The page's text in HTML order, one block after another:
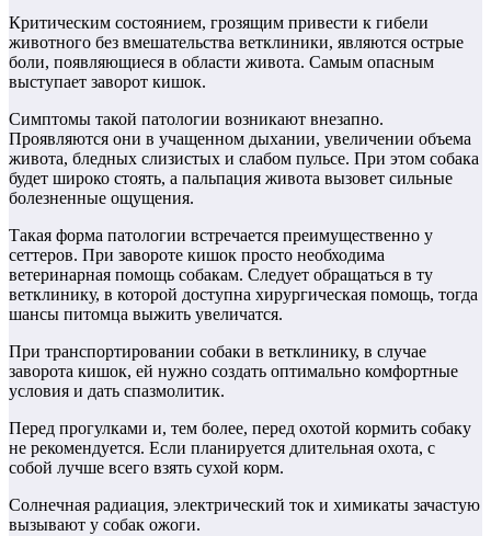
Критическим состоянием, грозящим привести к гибели
животного без вмешательства ветклиники, являются острые
боли, появляющиеся в области живота. Самым опасным
выступает заворот кишок.
Симптомы такой патологии возникают внезапно.
Проявляются они в учащенном дыхании, увеличении объема
живота, бледных слизистых и слабом пульсе. При этом собака
будет широко стоять, а пальпация живота вызовет сильные
болезненные ощущения.
Такая форма патологии встречается преимущественно у
сеттеров. При завороте кишок просто необходима
ветеринарная помощь собакам. Следует обращаться в ту
ветклинику, в которой доступна хирургическая помощь, тогда
шансы питомца выжить увеличатся.
При транспортировании собаки в ветклинику, в случае
заворота кишок, ей нужно создать оптимально комфортные
условия и дать спазмолитик.
Перед прогулками и, тем более, перед охотой кормить собаку
не рекомендуется. Если планируется длительная охота, с
собой лучше всего взять сухой корм.
Солнечная радиация, электрический ток и химикаты зачастую
вызывают у собак ожоги.